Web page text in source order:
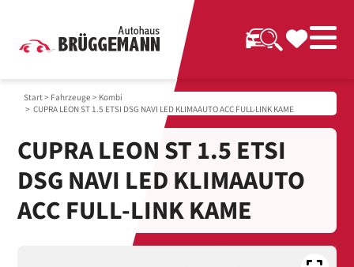
Start> Fahrzeuge > Kombi
> CUPRA LEON ST 1.5 ETSI DSG NAVI LED KLIMAAUTO ACC FULL-LINK KAME
CUPRA LEON ST 1.5 ETSI
DSG NAVI LED KLIMAAUTO
ACC FULL-LINK KAME